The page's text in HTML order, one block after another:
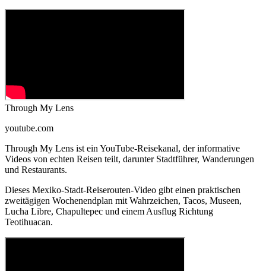
Through My Lens
youtube.com
Through My Lens ist ein YouTube-Reisekanal, der informative
Videos von echten Reisen teilt, darunter Stadtführer, Wanderungen
und Restaurants.
Dieses Mexiko-Stadt-Reiserouten-Video gibt einen praktischen
zweitägigen Wochenendplan mit Wahrzeichen, Tacos, Museen,
Lucha Libre, Chapultepec und einem Ausflug Richtung
Teotihuacan.